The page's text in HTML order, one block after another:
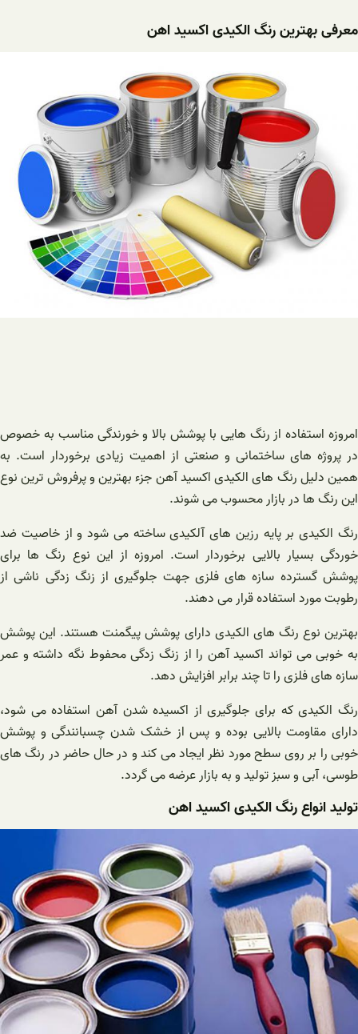
معرفی بهترین رنگ الکیدی اکسید اهن
امروزه استفاده از رنگ هایی با پوشش بالا و خورندگی مناسب به خصوص
در پروژه های ساختمانی و صنعتی از اهمیت زیادی برخوردار است. به
همین دلیل رنگ های الکیدی اکسید آهن جزء بهترین و پرفروش ترین نوع
این رنگ ها در بازار محسوب می شوند.
رنگ الکیدی بر پایه رزین های آلکیدی ساخته می شود و از خاصیت ضد
خوردگی بسیار بالایی برخوردار است. امروزه از این نوع رنگ ها برای
پوشش گسترده سازه های فلزی جهت جلوگیری از زنگ زدگی ناشی از
رطوبت مورد استفاده قرار می دهند.
بهترین نوع رنگ های الکیدی دارای پوشش پیگمنت هستند. این پوشش
به خوبی می تواند اکسید آهن را از زنگ زدگی محفوط نگه داشته و عمر
سازه های فلزی را تا چند برابر افزایش دهد.
رنگ الکیدی که برای جلوگیری از اکسیده شدن آهن استفاده می شود،
دارای مقاومت بالایی بوده و پس از خشک شدن چسبانندگی و پوشش
خوبی را بر روی سطح مورد نظر ایجاد می کند و در حال حاضر در رنگ های
طوسی، آبی و سبز تولید و به بازار عرضه می گردد.
تولید انواع رنگ الکیدی اکسید اهن